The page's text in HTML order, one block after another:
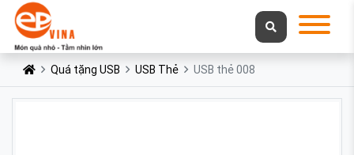
Quá tặng USB USB Thẻ USB thẻ 008